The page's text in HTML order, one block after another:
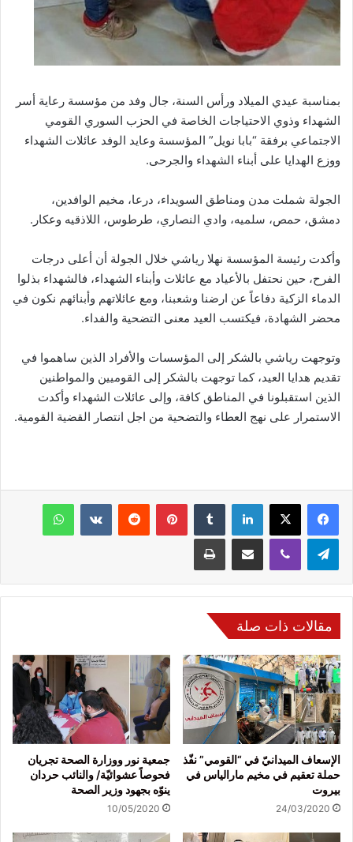
بمناسبة عيدي الميلاد ورأس السنة، جال وفد من مؤسسة رعاية أسر
الشهداء وذوي الاحتياجات الخاصة في الحزب السوري القومي
الاجتماعي برفقة “بابا نويل” المؤسسة وعايد الوفد عائلات الشهداء
ووزع الهدايا على أبناء الشهداء والجرحى.
الجولة شملت مدن ومناطق السويداء، درعا، مخيم الوافدين،
دمشق، حمص، سلميه، وادي النصاري، طرطوس، اللاذقيه وعكار.
وأكدت رئيسة المؤسسة نهلا رياشي خلال الجولة أن أعلى درجات
الفرح، حين نحتفل بالأعياد مع عائلات وأبناء الشهداء، فالشهداء بذلوا
الدماء الزكية دفاعاً عن ارضنا وشعبنا، ومع عائلاتهم وأبنائهم نكون في
محضر الشهادة، فيكتسب العيد معنى التضحية والفداء.
وتوجهت رياشي بالشكر إلى المؤسسات والأفراد الذين ساهموا في
تقديم هدايا العيد، كما توجهت بالشكر إلى القوميين والمواطنين
الذين استقبلونا في المناطق كافة، وإلى عائلات الشهداء وأكدت
الاستمرار على نهج العطاء والتضحية من اجل انتصار القضية القومية.
فيسبوك لينكدإن بينتيريست
مقالات ذات صلة
الإسعاف الميدانيّ في “القومي” نفّذ
حملة تعقيم في مخيم مارالياس في
بيروت
24/03/2020
جمعية نور ووزارة الصحة تجريان
فحوصاً عشوائيّة/ والنائب حردان
ينوّه بجهود وزير الصحة
10/05/2020